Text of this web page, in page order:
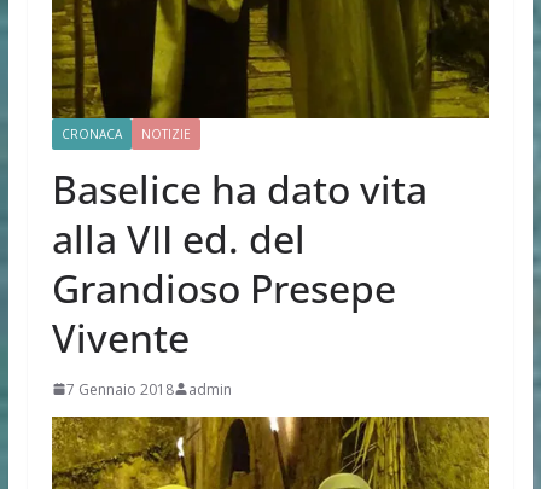
CRONACA NOTIZIE
Baselice ha dato vita
alla VII ed. del
Grandioso Presepe
Vivente
7 Gennaio 2018 admin